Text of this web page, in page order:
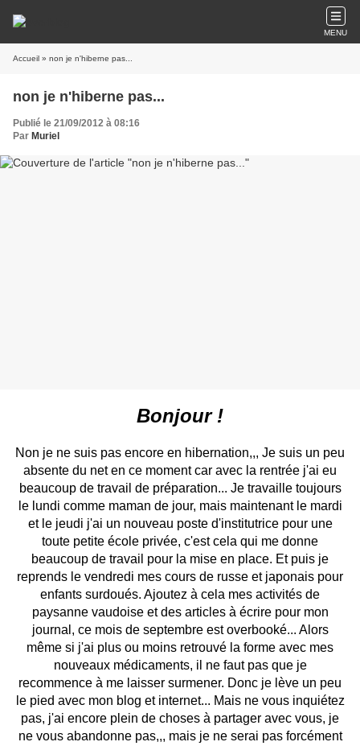
MENU
Accueil » non je n'hiberne pas...
non je n'hiberne pas...
Publié le 21/09/2012 à 08:16
Par Muriel
Bonjour !
Non je ne suis pas encore en hibernation,,, Je suis un peu
absente du net en ce moment car avec la rentrée j'ai eu
beaucoup de travail de préparation... Je travaille toujours
le lundi comme maman de jour, mais maintenant le mardi
et le jeudi j'ai un nouveau poste d'institutrice pour une
toute petite école privée, c'est cela qui me donne
beaucoup de travail pour la mise en place. Et puis je
reprends le vendredi mes cours de russe et japonais pour
enfants surdoués. Ajoutez à cela mes activités de
paysanne vaudoise et des articles à écrire pour mon
journal, ce mois de septembre est overbooké... Alors
même si j'ai plus ou moins retrouvé la forme avec mes
nouveaux médicaments, il ne faut pas que je
recommence à me laisser surmener. Donc je lève un peu
le pied avec mon blog et internet... Mais ne vous inquiétez
pas, j'ai encore plein de choses à partager avec vous, je
ne vous abandonne pas,,, mais je ne serai pas forcément